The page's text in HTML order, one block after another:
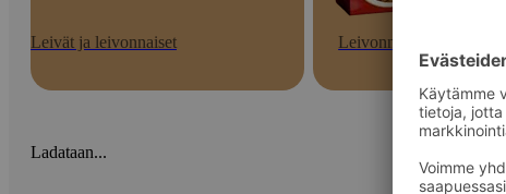
Leivät ja leivonnaiset Leivonnaiset
Ladataan...